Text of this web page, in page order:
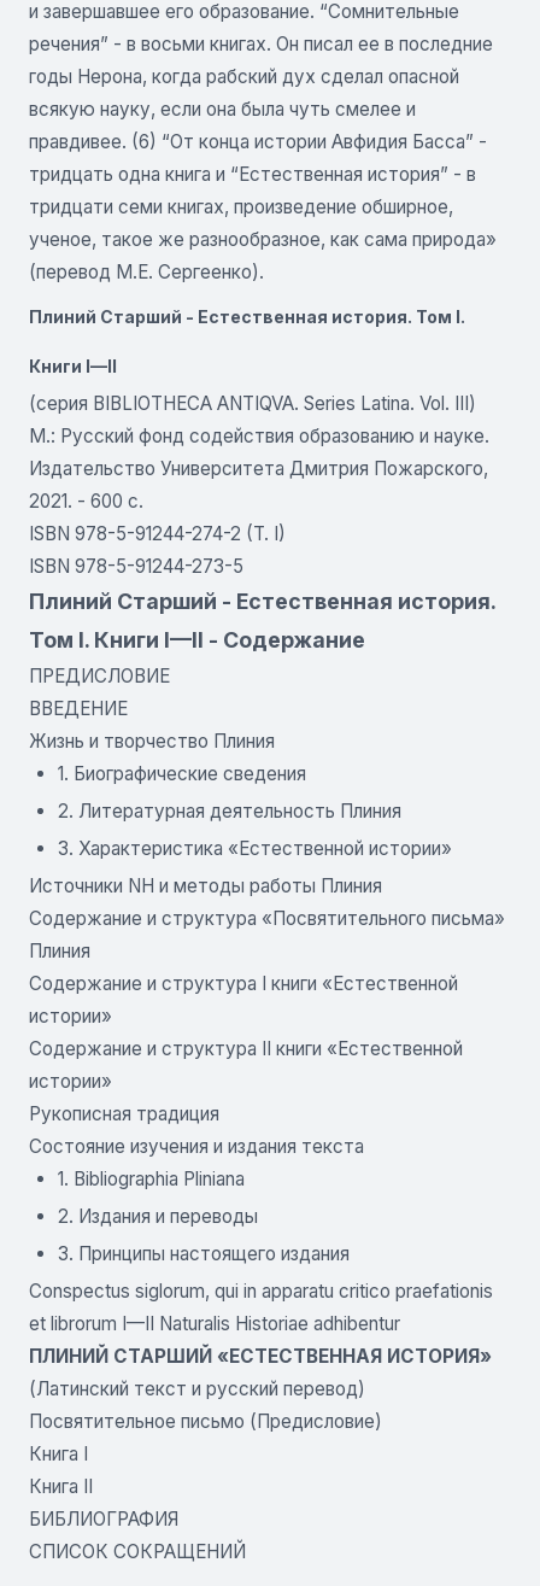
и завершавшее его образование. “Сомнительные
речения” - в восьми книгах. Он писал ее в последние
годы Нерона, когда рабский дух сделал опасной
всякую науку, если она была чуть смелее и
правдивее. (6) “От конца истории Авфидия Басса” -
тридцать одна книга и “Естественная история” - в
тридцати семи книгах, произведение обширное,
ученое, такое же разнообразное, как сама природа»
(перевод М.Е. Сергеенко).
Плиний Старший - Естественная история. Том I.
Книги I—II
(серия BIBLIOTHECA ANTIQVA. Series Latina. Vol. III)
М.: Русский фонд содействия образованию и науке.
Издательство Университета Дмитрия Пожарского,
2021. - 600 с.
ISBN 978-5-91244-274-2 (T. I)
ISBN 978-5-91244-273-5
Плиний Старший - Естественная история.
Том I. Книги I—II - Содержание
ПРЕДИСЛОВИЕ
ВВЕДЕНИЕ
Жизнь и творчество Плиния
1. Биографические сведения
2. Литературная деятельность Плиния
3. Характеристика «Естественной истории»
Источники NH и методы работы Плиния
Содержание и структура «Посвятительного письма»
Плиния
Содержание и структура I книги «Естественной
истории»
Содержание и структура II книги «Естественной
истории»
Рукописная традиция
Состояние изучения и издания текста
1. Bibliographia Pliniana
2. Издания и переводы
3. Принципы настоящего издания
Conspectus siglorum, qui in apparatu critico praefationis
et librorum I—II Naturalis Historiae adhibentur
ПЛИНИЙ СТАРШИЙ «ЕСТЕСТВЕННАЯ ИСТОРИЯ»
(Латинский текст и русский перевод)
Посвятительное письмо (Предисловие)
Книга I
Книга II
БИБЛИОГРАФИЯ
СПИСОК СОКРАЩЕНИЙ